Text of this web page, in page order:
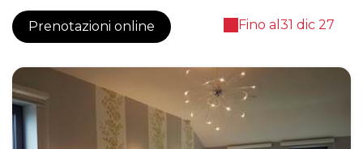
Prenotazioni online Fino al 31 dic 27